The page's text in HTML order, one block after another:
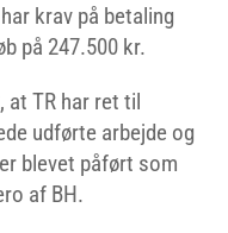
krav på betaling
på 247.500 kr.
at TR har ret til
udførte arbejde og
blevet påført som
af BH.